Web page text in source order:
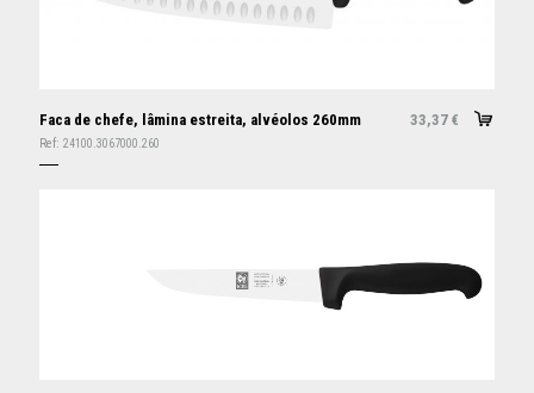
Faca de chefe, lâmina estreita, alvéolos 260mm 33,37 €
Ref: 24100.3067000.260